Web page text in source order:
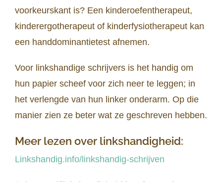
voorkeurskant is? Een kinderoefentherapeut,
kinderergotherapeut of kinderfysiotherapeut kan
een handdominantietest afnemen.
Voor linkshandige schrijvers is het handig om
hun papier scheef voor zich neer te leggen; in
het verlengde van hun linker onderarm. Op die
manier zien ze beter wat ze geschreven hebben.
Meer lezen over linkshandigheid:
Linkshandig.info/linkshandig-schrijven